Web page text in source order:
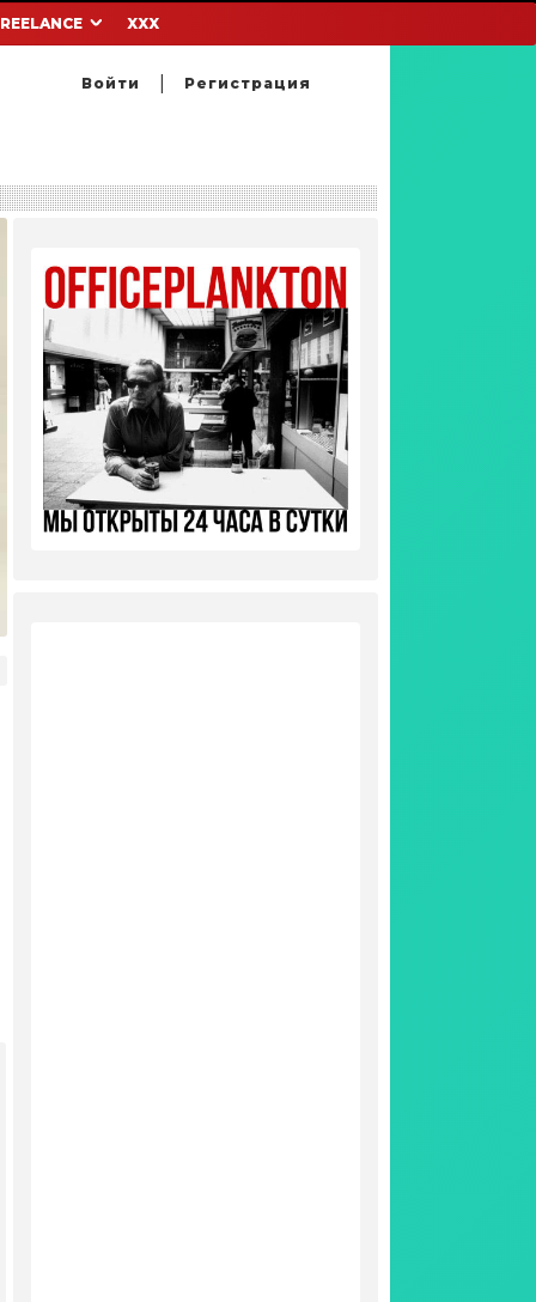
Войти Регистрация
XXX